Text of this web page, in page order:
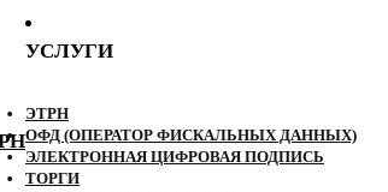
УСЛУГИ
ЭТРН
ОФД (ОПЕРАТОР ФИСКАЛЬНЫХ ДАННЫХ)
ЭЛЕКТРОННАЯ ЦИФРОВАЯ ПОДПИСЬ
ТОРГИ